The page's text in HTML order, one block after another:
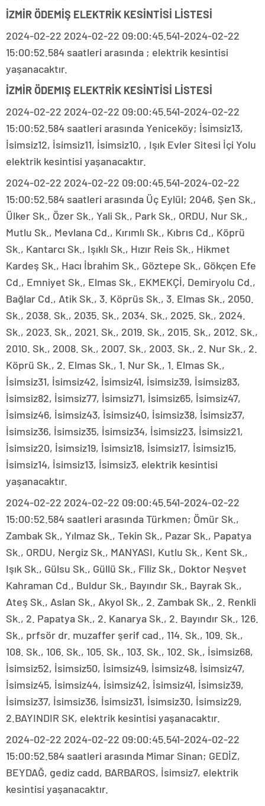
İZMİR ÖDEMİŞ ELEKTRİK KESİNTİSİ LİSTESİ
2024-02-22 2024-02-22 09:00:45.541-2024-02-22
15:00:52.584 saatleri arasında ; elektrik kesintisi
yaşanacaktır.
İZMİR ÖDEMIŞ ELEKTRİK KESİNTİSİ LİSTESİ
2024-02-22 2024-02-22 09:00:45.541-2024-02-22
15:00:52.584 saatleri arasında Yeniceköy; İsimsiz13,
İsimsiz12, İsimsiz11, İsimsiz10, , Işık Evler Sitesi İçi Yolu
elektrik kesintisi yaşanacaktır.
2024-02-22 2024-02-22 09:00:45.541-2024-02-22
15:00:52.584 saatleri arasında Üç Eylül; 2046, Şen Sk.,
Ülker Sk., Özer Sk., Yali Sk., Park Sk., ORDU, Nur Sk.,
Mutlu Sk., Mevlana Cd., Kırımlı Sk., Kıbrıs Cd., Köprü
Sk., Kantarcı Sk., Işıklı Sk., Hızır Reis Sk., Hikmet
Kardeş Sk., Hacı İbrahim Sk., Göztepe Sk., Gökçen Efe
Cd., Emniyet Sk., Elmas Sk., EKMEKÇİ, Demiryolu Cd.,
Bağlar Cd., Atik Sk., 3. Köprüs Sk., 3. Elmas Sk., 2050.
Sk., 2038. Sk., 2035. Sk., 2034. Sk., 2025. Sk., 2024.
Sk., 2023. Sk., 2021. Sk., 2019. Sk., 2015. Sk., 2012. Sk.,
2010. Sk., 2008. Sk., 2007. Sk., 2003. Sk., 2. Nur Sk., 2.
Köprü Sk., 2. Elmas Sk., 1. Nur Sk., 1. Elmas Sk.,
İsimsiz31, İsimsiz42, İsimsiz41, İsimsiz39, İsimsiz83,
İsimsiz82, İsimsiz77, İsimsiz71, İsimsiz65, İsimsiz47,
İsimsiz46, İsimsiz43, İsimsiz40, İsimsiz38, İsimsiz37,
İsimsiz36, İsimsiz35, İsimsiz34, İsimsiz23, İsimsiz21,
İsimsiz20, İsimsiz19, İsimsiz18, İsimsiz17, İsimsiz15,
İsimsiz14, İsimsiz13, İsimsiz3, elektrik kesintisi
yaşanacaktır.
2024-02-22 2024-02-22 09:00:45.541-2024-02-22
15:00:52.584 saatleri arasında Türkmen; Ömür Sk.,
Zambak Sk., Yılmaz Sk., Tekin Sk., Pazar Sk., Papatya
Sk., ORDU, Nergiz Sk., MANYASI, Kutlu Sk., Kent Sk.,
Işık Sk., Gülsu Sk., Güllü Sk., Filiz Sk., Doktor Neşvet
Kahraman Cd., Buldur Sk., Bayındır Sk., Bayrak Sk.,
Ateş Sk., Aslan Sk., Akyol Sk., 2. Zambak Sk., 2. Renkli
Sk., 2. Papatya Sk., 2. Kanarya Sk., 2. Bayındır Sk., 126.
Sk., prfsör dr. muzaffer şerif cad., 114. Sk., 109. Sk.,
108. Sk., 106. Sk., 105. Sk., 103. Sk., 102. Sk., İsimsiz68,
İsimsiz52, İsimsiz50, İsimsiz49, İsimsiz48, İsimsiz47,
İsimsiz45, İsimsiz44, İsimsiz42, İsimsiz41, İsimsiz39,
İsimsiz37, İsimsiz36, İsimsiz31, İsimsiz30, İsimsiz29,
2.BAYINDIR SK, elektrik kesintisi yaşanacaktır.
2024-02-22 2024-02-22 09:00:45.541-2024-02-22
15:00:52.584 saatleri arasında Mimar Sinan; GEDİZ,
BEYDAĞ, gediz cadd, BARBAROS, İsimsiz7, elektrik
kesintisi yaşanacaktır.